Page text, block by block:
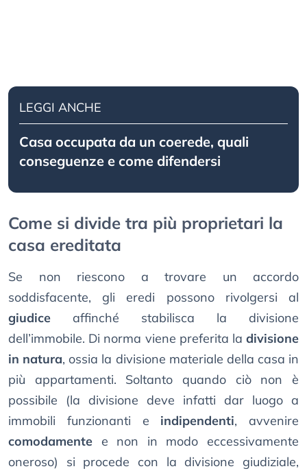
LEGGI ANCHE
Casa occupata da un coerede, quali
conseguenze e come difendersi
Come si divide tra più proprietari la
casa ereditata
Se non riescono a trovare un accordo
soddisfacente, gli eredi possono rivolgersi al
giudice affinché stabilisca la divisione
dell’immobile. Di norma viene preferita la divisione
in natura, ossia la divisione materiale della casa in
più appartamenti. Soltanto quando ciò non è
possibile (la divisione deve infatti dar luogo a
immobili funzionanti e indipendenti, avvenire
comodamente e non in modo eccessivamente
oneroso) si procede con la divisione giudiziale,